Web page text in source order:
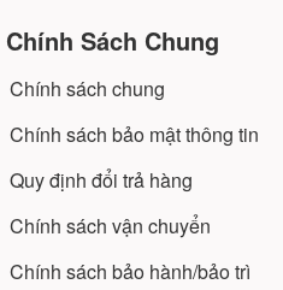
Chính Sách Chung
Chính sách chung
Chính sách bảo mật thông tin
Quy định đổi trả hàng
Chính sách vận chuyển
Chính sách bảo hành/bảo trì